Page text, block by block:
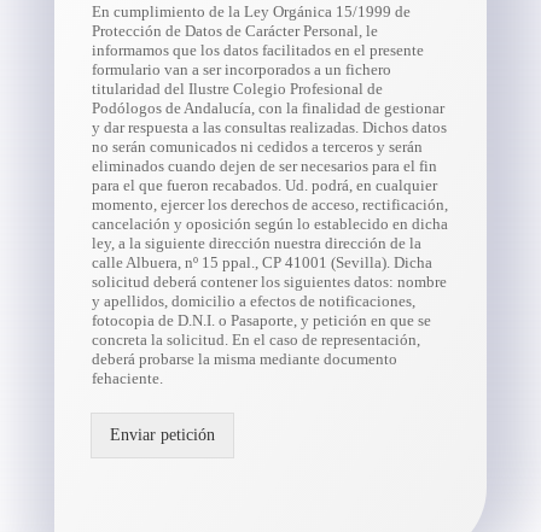
En cumplimiento de la Ley Orgánica 15/1999 de
Protección de Datos de Carácter Personal, le
informamos que los datos facilitados en el presente
formulario van a ser incorporados a un fichero
titularidad del Ilustre Colegio Profesional de
Podólogos de Andalucía, con la finalidad de gestionar
y dar respuesta a las consultas realizadas. Dichos datos
no serán comunicados ni cedidos a terceros y serán
eliminados cuando dejen de ser necesarios para el fin
para el que fueron recabados. Ud. podrá, en cualquier
momento, ejercer los derechos de acceso, rectificación,
cancelación y oposición según lo establecido en dicha
ley, a la siguiente dirección nuestra dirección de la
calle Albuera, nº 15 ppal., CP 41001 (Sevilla). Dicha
solicitud deberá contener los siguientes datos: nombre
y apellidos, domicilio a efectos de notificaciones,
fotocopia de D.N.I. o Pasaporte, y petición en que se
concreta la solicitud. En el caso de representación,
deberá probarse la misma mediante documento
fehaciente.
Enviar petición